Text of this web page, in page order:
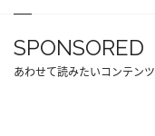
SPONSORED
あわせて読みたいコンテンツ